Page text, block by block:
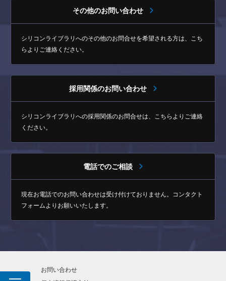
その他のお問い合わせ
シリコンライブラリへのその他のお問合せを希望される方は、 こち
らよりご連絡ください。
採用関係のお問い合わせ
シリコンライブラリへの採用関係のお問合せは、 こちらよりご連絡
ください。
電話でのご相談
現在お電話でのお問い合わせは受け付けておりません。 コンタクト
フォームよりお願いいたします。
お問い合わせ